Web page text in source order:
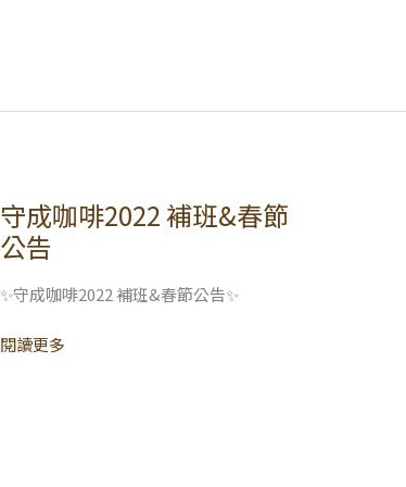
守成咖啡2022 補班&春節
公告
✨守成咖啡2022 補班&春節公告✨
守
成
咖
啡
補
閱讀更多